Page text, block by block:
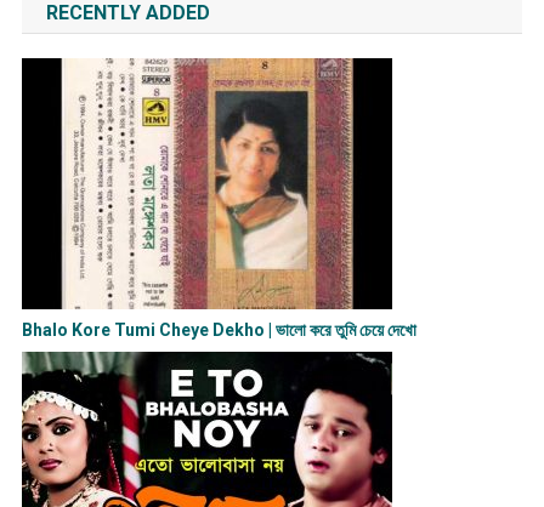
RECENTLY ADDED
Bhalo Kore Tumi Cheye Dekho | ভালো করে তুমি চেয়ে দেখো